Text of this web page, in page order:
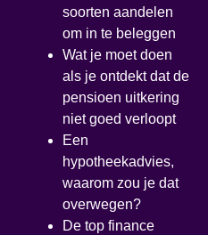
soorten aandelen
om in te beleggen
Wat je moet doen
als je ontdekt dat de
pensioen uitkering
niet goed verloopt
Een
hypotheekadvies,
waarom zou je dat
overwegen?
De top finance